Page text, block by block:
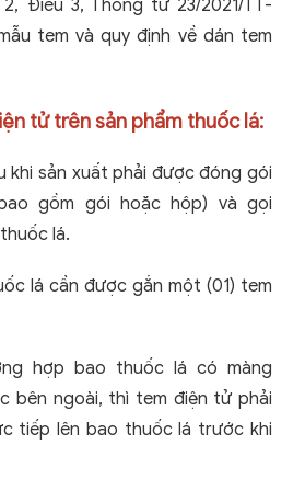
Điều 3,
Thông tư 23/2021/TT-
tem và quy định về dán tem
tử trên sản phẩm thuốc lá:
khi sản xuất phải được đóng gói
gồm gói hoặc hộp) và gọi
lá.
lá cần được gắn một (01) tem
hợp bao thuốc lá có màng
bên ngoài, thì tem điện tử phải
tiếp lên bao thuốc lá trước khi